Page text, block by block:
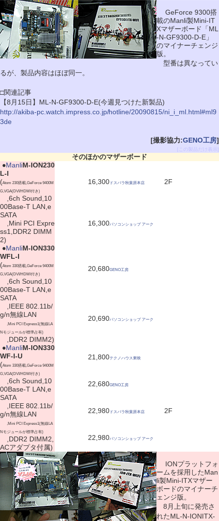
GeForce 9300搭
載のManli製Mini-IT
Xマザーボード「ML
-N-GF9300-D-E」
のマイナーチェンジ
版。
型番は異なってい
るが、製品内容はほぼ同一。
□関連記事
【8月15日】ML-N-GF9300-D-E(今週見つけた新製品)
http://akiba-pc.watch.impress.co.jp/hotline/20090815/ni_i_ml.html#ml9
3de
[撮影協力:GENO工房]
[この製品だけ表示]
そのほかのマザーボード
●ManliM-ION230
L-I
(Atom 230搭載,GeForce 9400M
G,VGA(DVI/HDMI付き)
,6ch Sound,10
00Base-T LAN,e
SATA
,Mini PCI Expre
ss1,DDR2 DIMM
2)
16,300 ドスパラ秋葉原本店 2F
16,300パソコンショップ アーク
●ManliM-ION330
WFL-I
(Atom 330搭載,GeForce 9400M
G,VGA(DVI/HDMI付き)
,6ch Sound,10
00Base-T LAN,e
SATA
,IEEE 802.11b/
g/n無線LAN
,Mini PCI Express1(無線LA
Nモジュールが標準占有)
,DDR2 DIMM2)
20,680GENO工房
20,690パソコンショップ アーク
●ManliM-ION330
WF-I-U
(Atom 330搭載,GeForce 9400M
G,VGA(DVI/HDMI付き)
,6ch Sound,10
00Base-T LAN,e
SATA
,IEEE 802.11b/
g/n無線LAN
,Mini PCI Express1(無線LA
Nモジュールが標準占有)
,DDR2 DIMM2,
ACアダプタ付属)
21,800テクノハウス東映
22,680GENO工房
22,980 ドスパラ秋葉原本店 2F
22,980パソコンショップ アーク
IONプラットフォ
ームを採用したMan
li製Mini-ITXマザー
ボードのマイナーチ
ェンジ版。
8月上旬に発売さ
れたML-N-IONITX-